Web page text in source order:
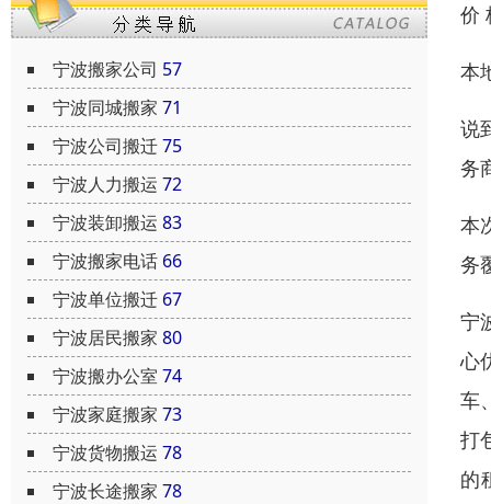
宁波搬家公司 57
宁波同城搬家 71
宁波公司搬迁75
宁波人力搬运 72
宁波装卸搬运 83
宁波搬家电话 66
宁波单位搬迁 67
宁波居民搬家 80
宁波搬办公室 74
宁波家庭搬家 73
宁波货物搬运 78
宁波长途搬家 78
价
本
说
务
本
务
宁
心
车
打
的